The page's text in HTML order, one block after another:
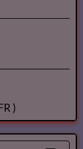
)